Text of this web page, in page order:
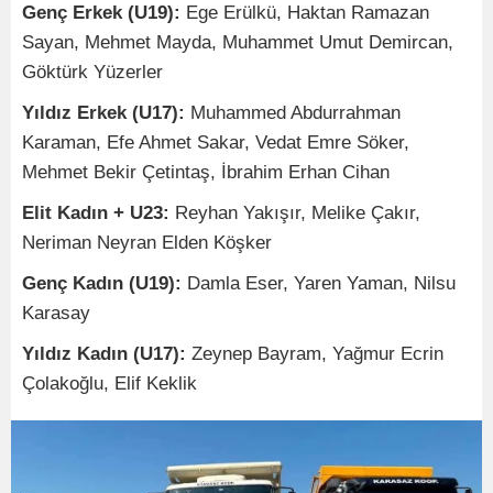
Genç Erkek (U19): Ege Erülkü, Haktan Ramazan
Sayan, Mehmet Mayda, Muhammet Umut Demircan,
Göktürk Yüzerler
Yıldız Erkek (U17): Muhammed Abdurrahman
Karaman, Efe Ahmet Sakar, Vedat Emre Söker,
Mehmet Bekir Çetintaş, İbrahim Erhan Cihan
Elit Kadın + U23: Reyhan Yakışır, Melike Çakır,
Neriman Neyran Elden Köşker
Genç Kadın (U19): Damla Eser, Yaren Yaman, Nilsu
Karasay
Yıldız Kadın (U17): Zeynep Bayram, Yağmur Ecrin
Çolakoğlu, Elif Keklik